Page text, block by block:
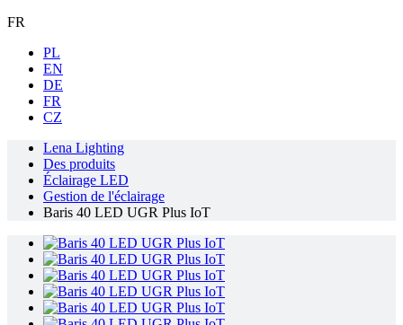
FR
PL
EN
DE
FR
CZ
Lena Lighting
Des produits
Éclairage LED
Gestion de l'éclairage
Baris 40 LED UGR Plus IoT